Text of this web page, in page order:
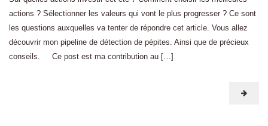
actions ? Sélectionner les valeurs qui vont le plus progresser ? Ce sont
les questions auxquelles va tenter de répondre cet article. Vous allez
découvrir mon pipeline de détection de pépites. Ainsi que de précieux
conseils. Ce post est ma contribution au […]